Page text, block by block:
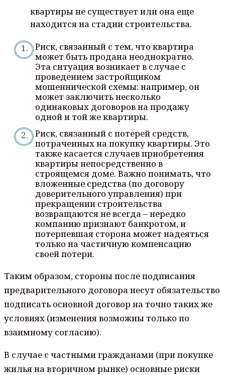
квартиры не существует или она еще
находится на стадии строительства.
Риск, связанный с тем, что квартира
может быть продана неоднократно.
Эта ситуация возникает в случае с
проведением застройщиком
мошеннической схемы: например, он
может заключить несколько
одинаковых договоров на продажу
одной и той же квартиры.
Риск, связанный с потерей средств,
потраченных на покупку квартиры. Это
также касается случаев приобретения
квартиры непосредственно в
строящемся доме. Важно понимать, что
вложенные средства (по договору
доверительного управления) при
прекращении строительства
возвращаются не всегда – нередко
компанию признают банкротом, и
потерпевшая сторона может надеяться
только на частичную компенсацию
своей потери.
Таким образом, стороны после подписания
предварительного договора несут обязательство
подписать основной договор на точно таких же
условиях (изменения возможны только по
взаимному согласию).
В случае с частными гражданами (при покупке
жилья на вторичном рынке) основные риски